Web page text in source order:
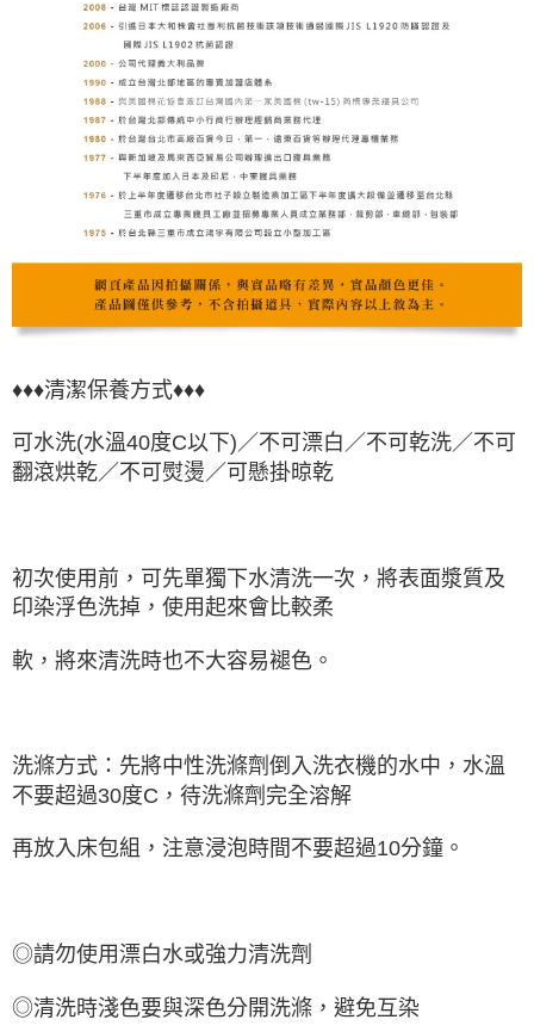
♦♦♦清潔保養方式♦♦♦
可水洗(水溫40度C以下)／不可漂白／不可乾洗／不可
翻滾烘乾／不可熨燙／可懸掛晾乾
初次使用前，可先單獨下水清洗一次，將表面漿質及
印染浮色洗掉，使用起來會比較柔
軟，將來清洗時也不大容易褪色。
洗滌方式：先將中性洗滌劑倒入洗衣機的水中，水溫
不要超過30度C，待洗滌劑完全溶解
再放入床包組，注意浸泡時間不要超過10分鐘。
◎請勿使用漂白水或強力清洗劑
◎清洗時淺色要與深色分開洗滌，避免互染